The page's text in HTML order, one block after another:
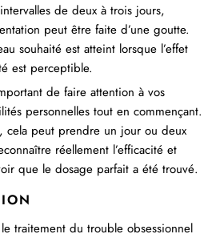
de deux à trois jours,
peut être faite d’une goutte.
souhaité est atteint lorsque l’effet
est perceptible.
de faire attention à vos
personnelles tout en commençant.
cela peut prendre un jour ou deux
réellement l’efficacité et
que le dosage parfait a été trouvé.
traitement du trouble obsessionnel